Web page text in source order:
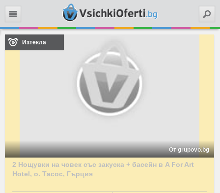
Изтекла
От grupovo.bg
2 Нощувки на човек със закуска + басейн в A For Art
Hotel, о. Тасос, Гърция